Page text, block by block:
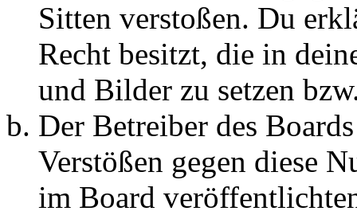
Sitten verstoßen. Du
Recht besitzt, die in
und Bilder zu setzen
Der Betreiber des
Verstößen gegen diese
im Board